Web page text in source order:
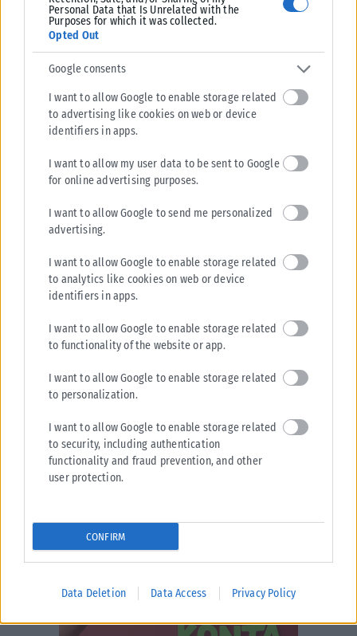
Personal Data that Is Unrelated with the
Purposes for which it was collected.
Opted Out
Google consents
I want to allow Google to enable storage related
to advertising like cookies on web or device
identifiers in apps.
I want to allow my user data to be sent to Google
for online advertising purposes.
I want to allow Google to send me personalized
advertising.
I want to allow Google to enable storage related
to analytics like cookies on web or device
identifiers in apps.
I want to allow Google to enable storage related
to functionality of the website or app.
I want to allow Google to enable storage related
to personalization.
I want to allow Google to enable storage related
to security, including authentication
functionality and fraud prevention, and other
user protection.
CONFIRM
Data Deletion Data Access Privacy Policy
Τα 3 ζώδια που θα σου πουν την αλήθεια και ας σε πονέσουν
Δεν χρειαζόμαστε πάντα ανθρώπους για να μας χαϊδέψουν τα αυτιά,
αλλά ανθρώπους που θα μας πουν την αλήθεια όπως ακριβώς...
ΕΛΕΆΝΑ ΖΑΜΠΆΡΑ